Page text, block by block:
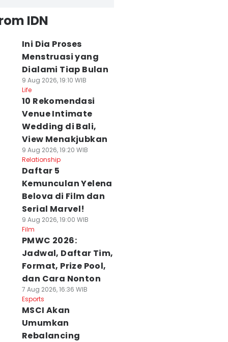
IDN
Ini Dia Proses
Menstruasi yang
Dialami Tiap Bulan
9 Aug 2026, 19:10 WIB
Life
10 Rekomendasi
Venue Intimate
Wedding di Bali,
View Menakjubkan
9 Aug 2026, 19:20 WIB
Relationship
Daftar 5
Kemunculan Yelena
Belova di Film dan
Serial Marvel!
9 Aug 2026, 19:00 WIB
Film
PMWC 2026:
Jadwal, Daftar Tim,
Format, Prize Pool,
dan Cara Nonton
7 Aug 2026, 16:36 WIB
Esports
MSCI Akan
Umumkan
Rebalancing